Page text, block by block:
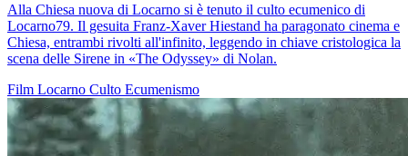
Alla Chiesa nuova di Locarno si è tenuto il culto ecumenico di
Locarno79. Il gesuita Franz-Xaver Hiestand ha paragonato cinema e
Chiesa, entrambi rivolti all'infinito, leggendo in chiave cristologica la
scena delle Sirene in «The Odyssey» di Nolan.
Film Locarno Culto Ecumenismo